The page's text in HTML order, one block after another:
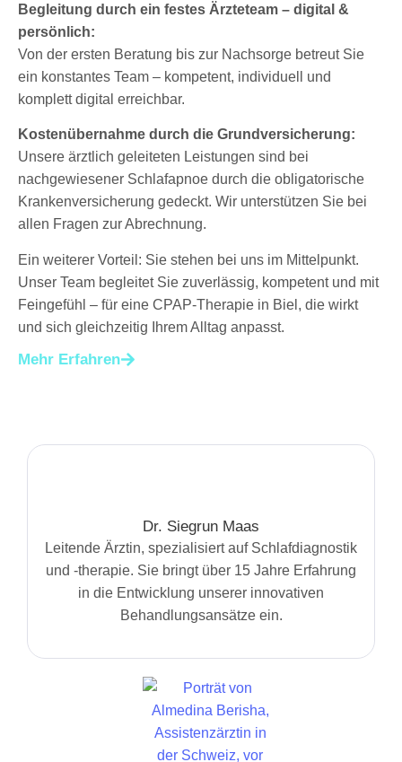
Begleitung durch ein festes Ärzteteam – digital &
persönlich:
Von der ersten Beratung bis zur Nachsorge betreut Sie
ein konstantes Team – kompetent, individuell und
komplett digital erreichbar.
Kostenübernahme durch die Grundversicherung:
Unsere ärztlich geleiteten Leistungen sind bei
nachgewiesener Schlafapnoe durch die obligatorische
Krankenversicherung gedeckt. Wir unterstützen Sie bei
allen Fragen zur Abrechnung.
Ein weiterer Vorteil: Sie stehen bei uns im Mittelpunkt.
Unser Team begleitet Sie zuverlässig, kompetent und mit
Feingefühl – für eine CPAP-Therapie in Biel, die wirkt
und sich gleichzeitig Ihrem Alltag anpasst.
Mehr Erfahren
Dr. Siegrun Maas
Leitende Ärztin, spezialisiert auf Schlafdiagnostik
und -therapie. Sie bringt über 15 Jahre Erfahrung
in die Entwicklung unserer innovativen
Behandlungsansätze ein.